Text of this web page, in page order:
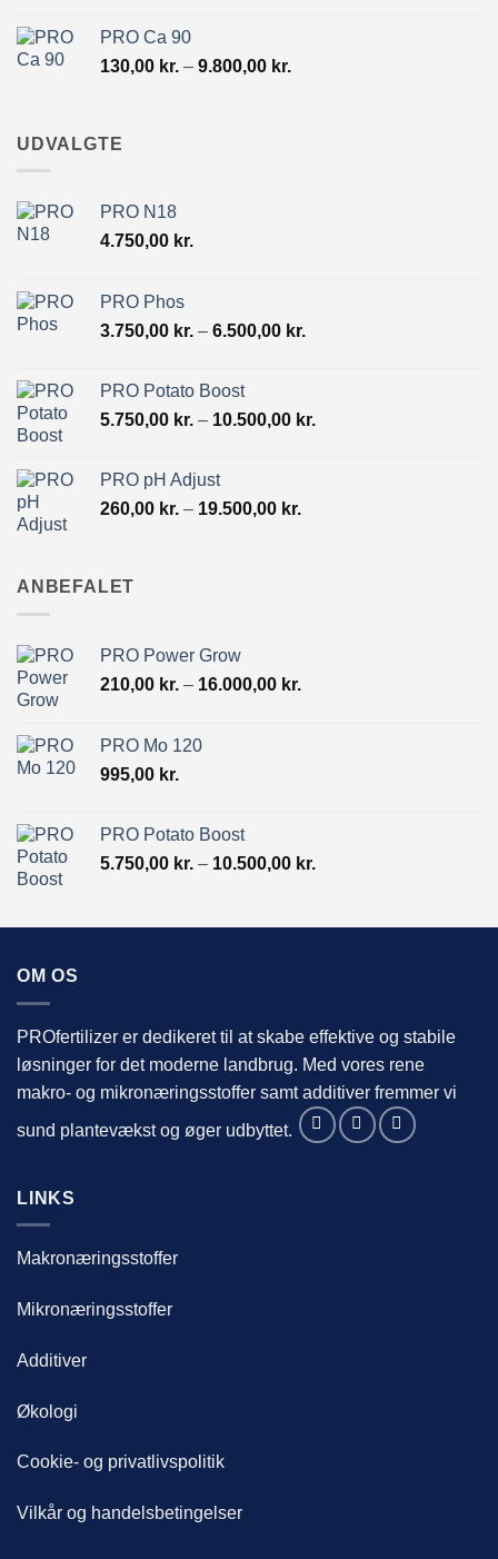
PRO Ca 90
130,00 kr. – 9.800,00 kr.
UDVALGTE
PRO N18
4.750,00 kr.
PRO Phos
3.750,00 kr. – 6.500,00 kr.Prisinterval:
PRO Potato Boost
5.750,00 kr. – 10.500,00 kr.Prisinterval:
PRO pH Adjust
260,00 kr. – 19.500,00 kr.Prisinterval:
ANBEFALET
PRO Power Grow
210,00 kr. – 16.000,00 kr.
PRO Mo 120
995,00 kr.
PRO Potato Boost
5.750,00 kr. – 10.500,00 kr.
10.500,00 kr.
OM OS
PROfertilizer er dedikeret til at skabe effektive og stabile
løsninger for det moderne landbrug. Med vores rene
makro- og mikronæringsstoffer samt additiver fremmer vi
sund plantevækst og øger udbyttet.
LINKS
Makronæringsstoffer
Mikronæringsstoffer
Additiver
Økologi
Cookie- og privatlivspolitik
Vilkår og handelsbetingelser